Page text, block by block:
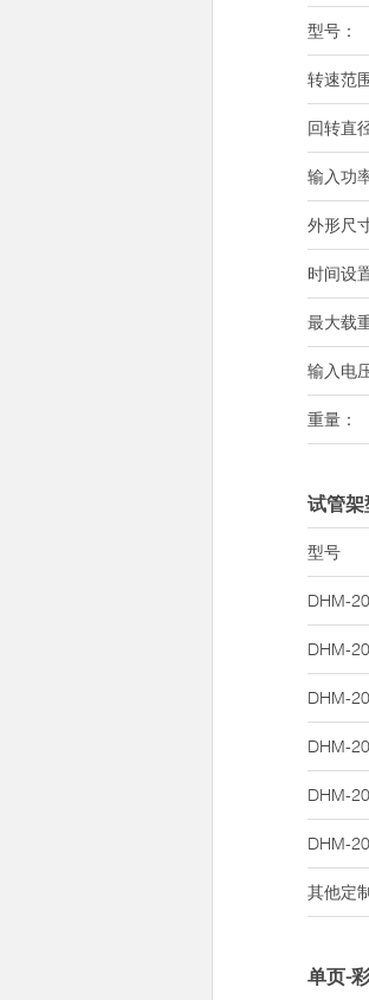
型号：
转速范
回转直
输入功
外形尺
时间设
最大载
输入电
重量：
试管
型号
DHM-
DHM-
DHM-
DHM-
DHM-
DHM-
其他定
单页-